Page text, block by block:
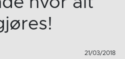
21/03/2018